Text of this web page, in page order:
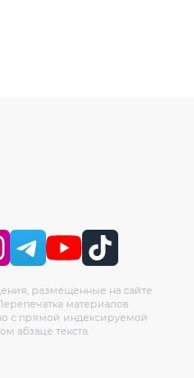
размещенные на сайте
материалов
с прямой индексируемой
абзаце текста.